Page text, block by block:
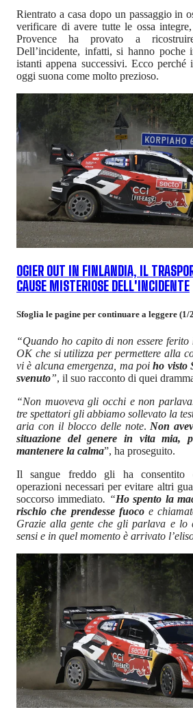
Rientrato a casa dopo un passaggio in
verificare di avere tutte le ossa
Provence ha provato a
Dell’incidente, infatti, si hanno poche
istanti appena successivi. Ecco
oggi suona come molto prezioso.
OGIER OUT IN FINLANDIA, IL
CAUSE MISTERIOSE DELL'INCIDENTE
Sfoglia le pagine per continuare a leggere (1/
“Quando ho capito di non essere
OK che si utilizza per permettere alla
vi è alcuna emergenza, ma poi ho visto
svenuto”, il suo racconto di quei
“Non muoveva gli occhi e non
tre spettatori gli abbiamo sollevato la
aria con il blocco delle note. Non
situazione del genere in vita mia,
mantenere la calma”, ha proseguito.
Il sangue freddo gli ha consentito
operazioni necessari per evitare altri
soccorso immediato. “Ho spento la
rischio che prendesse fuocoe
Grazie alla gente che gli parlava e lo
sensi e in quel momento è arrivato